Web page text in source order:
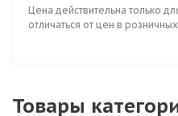
Цена действительна только
отличаться от цен в
Товары